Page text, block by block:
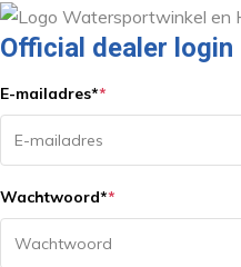
Official dealer login
E-mailadres**
Wachtwoord**